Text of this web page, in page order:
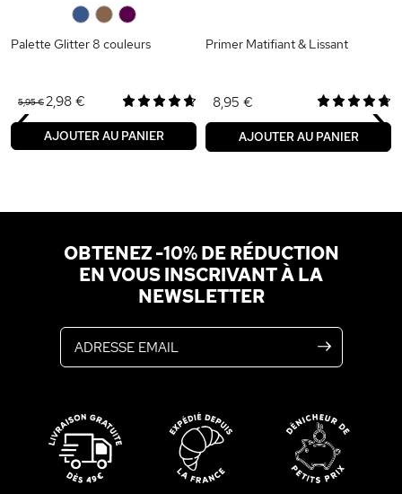
Palette Glitter 8 couleurs
5,95 €2,98 €
AJOUTER AU PANIER
Primer Matifiant & Lissant
8,95 €
AJOUTER AU PANIER
‹ ›
OBTENEZ -10% DE RÉDUCTION
EN VOUS INSCRIVANT À LA
NEWSLETTER